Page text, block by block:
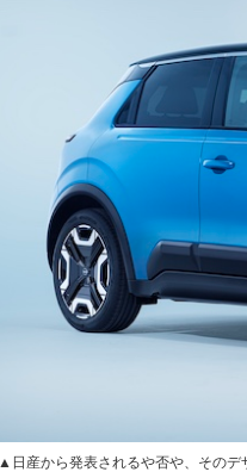
▲日産から発表されるや否や、そのデ